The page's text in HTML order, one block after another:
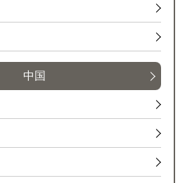
中国